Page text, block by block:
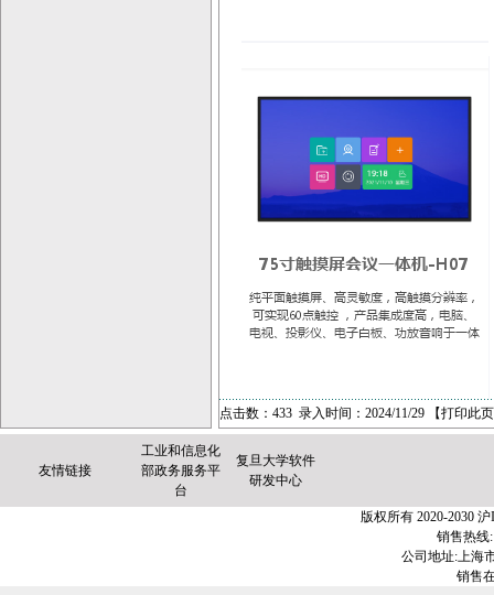
点击数：433 录入时间：2024/11/29 【打印此页
友情链接
工业和信息化
部政务服务平
台
复旦大学软件
研发中心
版权所有 2020-2030 沪
销售热线
公司地址:上海
销售